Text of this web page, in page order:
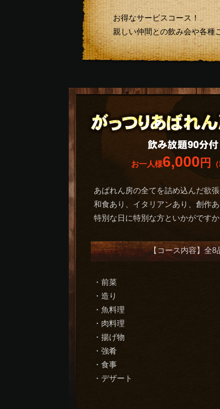
お得なサービスコース！
親しい仲間との飲み会や各種
お一人様6,000 円
あばれん房の全てを詰め込んだ欲
和食あり、イタリアンあり、創作
特別な日に特別な方といかがです
【コース内容】全8
・前菜
・造り
・魚料理
・肉料理
・揚げ物
・強肴
・食事
・デザート